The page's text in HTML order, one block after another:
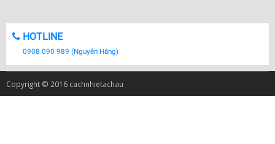
HOTLINE
0908 090 989 (Nguyễn Hằng)
Copyright © 2016 cachnhietachau